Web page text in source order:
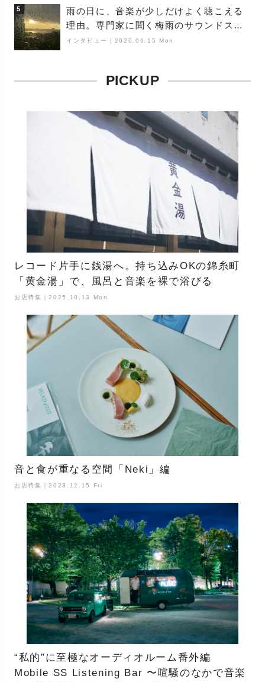
5
雨の日に、音楽が少しだけよく聴こえる
理由。専門家に聞く梅雨のサウンドス
ケープ
インタビュー 2026.06.15 Mon
PICKUP
レコード片手に銭湯へ。持ち込みOKの錦糸町
「黄金湯」で、風呂と音楽を裸で浴びる
お店特集｜2025.10.13 Mon
音と食が重なる空間「Neki」編
お店特集｜2023.12.15 Fri
“私的”に至極なオーディオルーム番外編
Mobile SS Listening Bar 〜喧騒のなかで音楽